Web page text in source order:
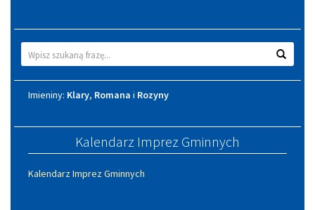
Wyszukiwarka
Imieniny
Imieniny: Klary, Romana i Rozyny
Kalendarz Imprez Gminnych
Kalendarz Imprez Gminnych